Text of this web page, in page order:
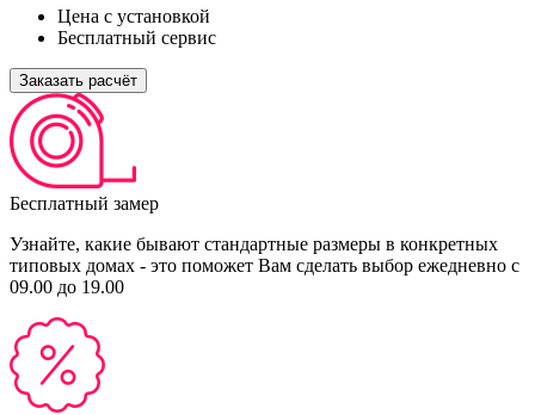
Цена с установкой
Бесплатный сервис
Заказать расчёт
Бесплатный замер
Узнайте, какие бывают стандартные размеры в конкретных
типовых домах - это поможет Вам сделать выбор ежедневно с
09.00 до 19.00